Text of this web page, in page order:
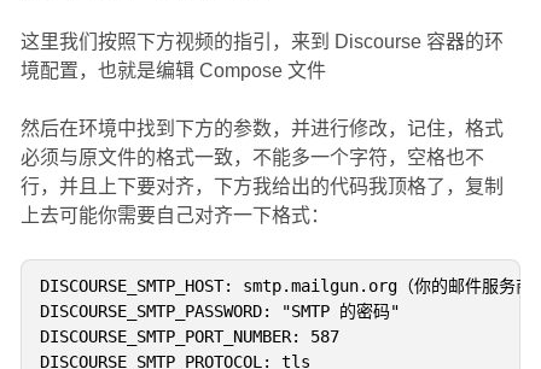
这里我们按照下方视频的指引，来到 Discourse 容器的环
境配置，也就是编辑 Compose 文件
然后在环境中找到下方的参数，并进行修改，记住，格式
必须与原文件的格式一致，不能多一个字符，空格也不
行，并且上下要对齐，下方我给出的代码我顶格了，复制
上去可能你需要自己对齐一下格式：
DISCOURSE_SMTP_HOST: smtp.mailgun.org（你的邮件服务
DISCOURSE_SMTP_PASSWORD: "SMTP 的密码"
DISCOURSE_SMTP_PORT_NUMBER: 587
DISCOURSE_SMTP_PROTOCOL: tls